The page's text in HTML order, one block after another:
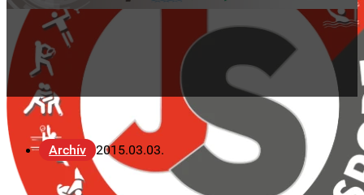
Archív 2015.03.03.